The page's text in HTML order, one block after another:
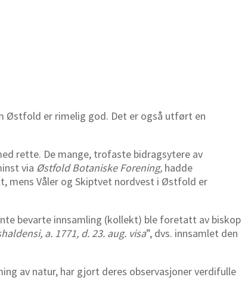
Østfold er rimelig god. Det er også utført en
rette. De mange, trofaste bidragsytere av
via Østfold Botaniske Forening, hadde
mens Våler og Skiptvet nordvest i Østfold er
bevarte innsamling (kollekt) ble foretatt av biskop
a. 1771, d. 23. aug. visa”, dvs. innsamlet den
av natur, har gjort deres observasjoner verdifulle